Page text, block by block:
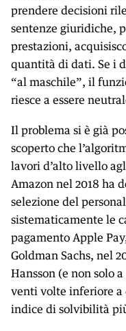
prendere decisioni
sentenze giuridiche,
prestazioni,
quantità di dati. Se i
“al maschile”, il
riesce a essere
Il problema si è già
scoperto che
lavori d’alto livello
Amazon nel 2018 ha
selezione del
sistematicamente le
pagamento Apple
Goldman Sachs, nel
Hansson (e non solo
venti volte inferiore a
indice di solvibilità